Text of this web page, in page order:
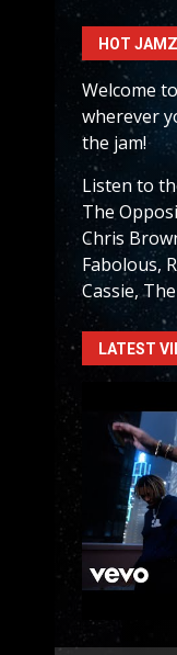
HOT JAMZ
Welcome
wherever
the jam!
Listen to
The
Chris
Fabolous,
Cassie,
LATEST